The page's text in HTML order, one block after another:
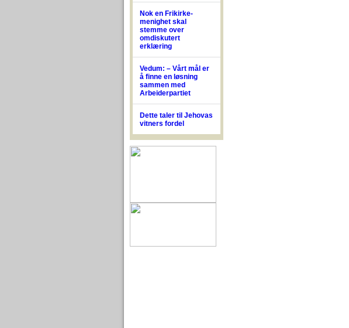
Nok en Frikirke-
menighet skal
stemme over
omdiskutert
erklæring
Vedum: – Vårt mål er
å finne en løsning
sammen med
Arbeiderpartiet
Dette taler til Jehovas
vitners fordel